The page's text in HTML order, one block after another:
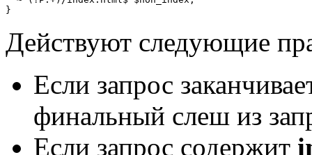
}
Действуют следующие
Если запрос
финальный слеш из
Если запрос содержит